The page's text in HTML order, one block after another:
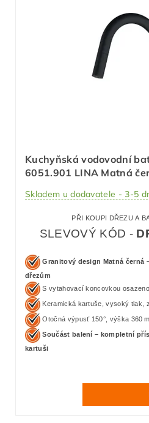
Kuchyňská vodovodní
6051.901 LINA Matná
Skladem u dodavatele - 3-5
PŘI KOUPI DŘEZU A
SLEVOVÝ KÓD -
Granitový design Matná černá
dřezům
S vytahovací koncovkou
Keramická kartuše, vysoký tlak,
Otočná výpusť 150°, výška 360
Součást balení – kompletní
kartuši